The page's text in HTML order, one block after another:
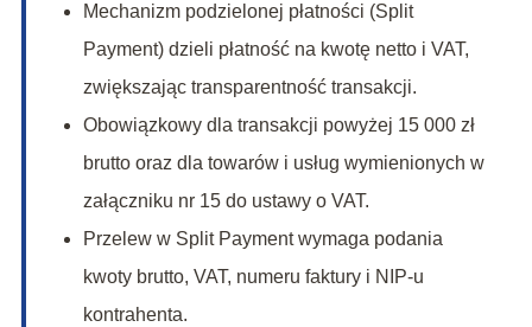
Mechanizm podzielonej płatności (Split
Payment) dzieli płatność na kwotę netto i VAT,
zwiększając transparentność transakcji.
Obowiązkowy dla transakcji powyżej 15 000 zł
brutto oraz dla towarów i usług wymienionych w
załączniku nr 15 do ustawy o VAT.
Przelew w Split Payment wymaga podania
kwoty brutto, VAT, numeru faktury i NIP-u
kontrahenta.